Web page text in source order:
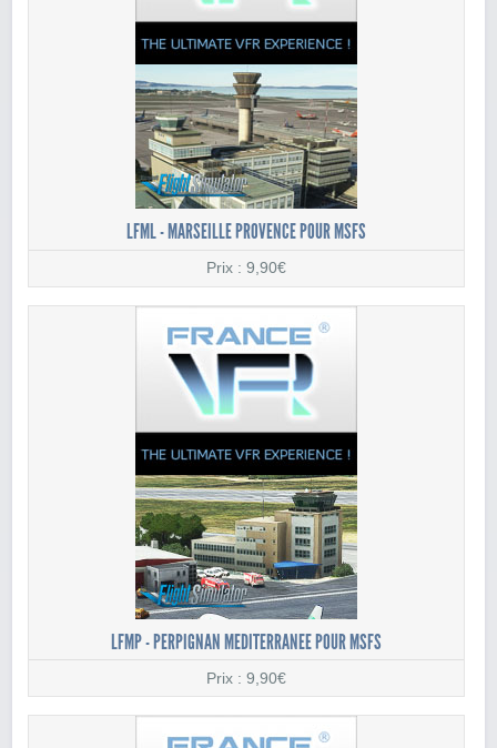
LFML - MARSEILLE PROVENCE POUR MSFS
Prix : 9,90€
LFMP - PERPIGNAN MEDITERRANEE POUR MSFS
Prix : 9,90€